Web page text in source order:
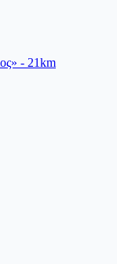
- 21km